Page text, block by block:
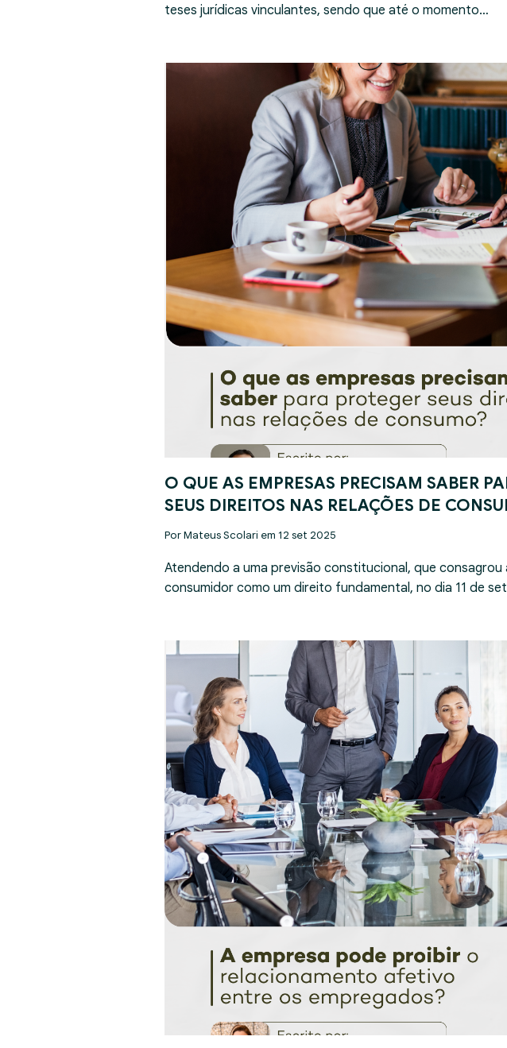
teses jurídicas vinculantes, sendo que até o momento…
O QUE AS EMPRESAS PRECISAM SABER
SEUS DIREITOS NAS RELAÇÕES DE
Por Mateus Scolari em 12 set 2025
Atendendo a uma previsão constitucional, que consagrou
consumidor como um direito fundamental, no dia 11 de